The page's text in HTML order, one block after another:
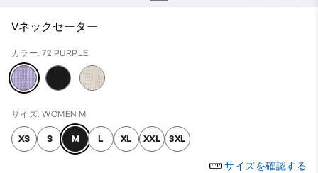
Vネックセーター
カラー: 72 PURPLE
サイズ: WOMEN M
XS S M L XL XXL 3XL
サイズを確認する